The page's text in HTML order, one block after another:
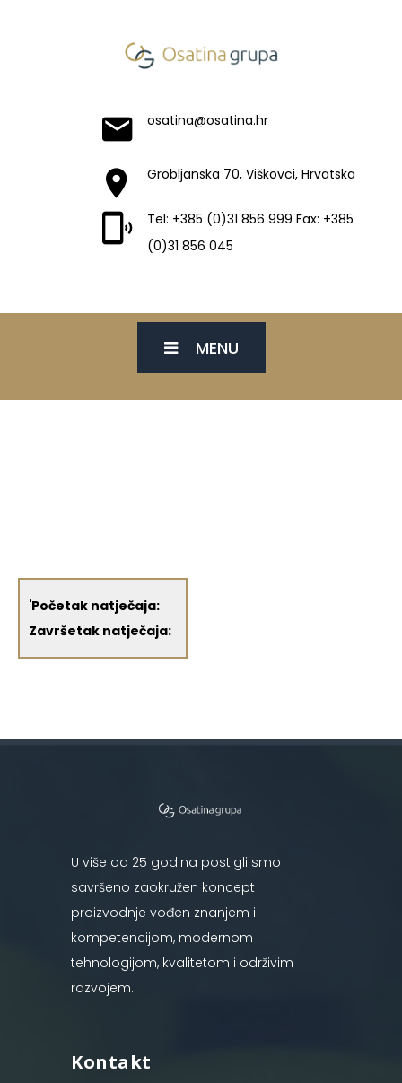
osatina@osatina.hr
Grobljanska 70, Viškovci, Hrvatska
Tel: +385 (0)31 856 999 Fax: +385
(0)31 856 045
MENU
'Početak natječaja:
Završetak natječaja:
U više od 25 godina postigli smo
savršeno zaokružen koncept
proizvodnje vođen znanjem i
kompetencijom, modernom
tehnologijom, kvalitetom i održivim
razvojem.
Kontakt